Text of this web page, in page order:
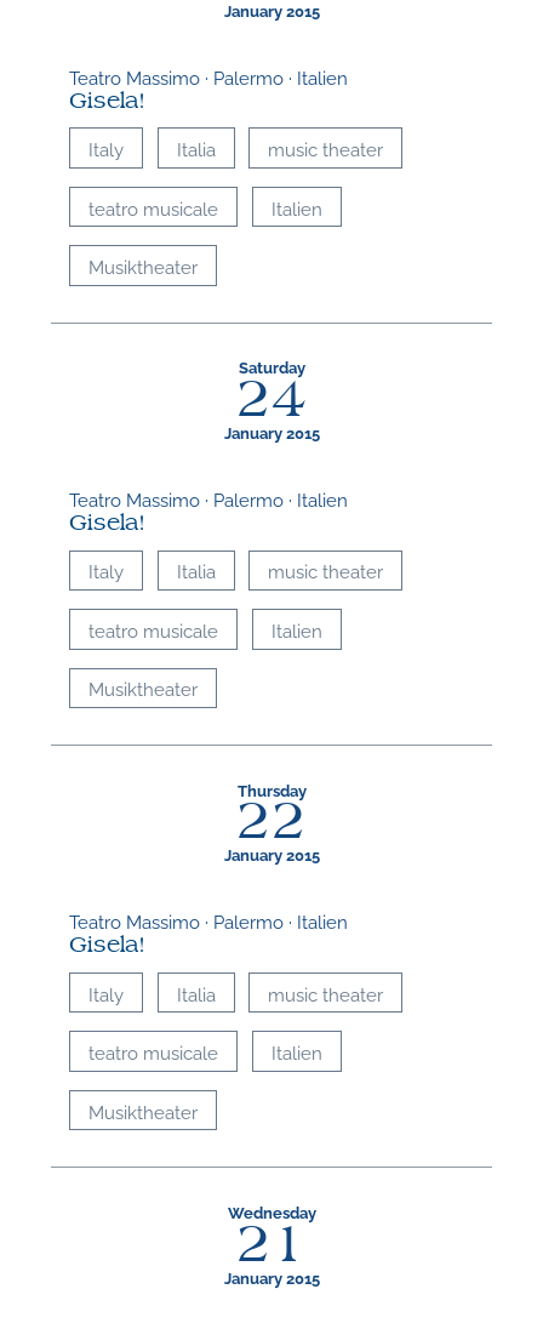
January 2015
Teatro Massimo · Palermo · Italien
Gisela!
Italy Italia music theater
teatro musicale Italien
Musiktheater
Saturday
24
January 2015
Teatro Massimo · Palermo · Italien
Gisela!
Italy Italia music theater
teatro musicale Italien
Musiktheater
Thursday
22
January 2015
Teatro Massimo · Palermo · Italien
Gisela!
Italy Italia music theater
teatro musicale Italien
Musiktheater
Wednesday
21
January 2015